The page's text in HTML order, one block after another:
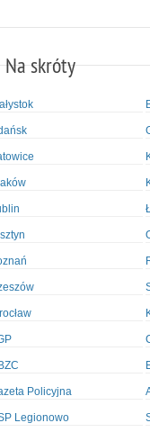
Na skróty
Policyjna
Legionowo